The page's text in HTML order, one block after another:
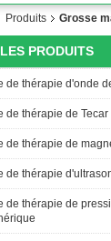
Produits Grosse
PRODUITS
de thérapie d'onde
de thérapie de Tecar
de thérapie de
de thérapie
de thérapie de